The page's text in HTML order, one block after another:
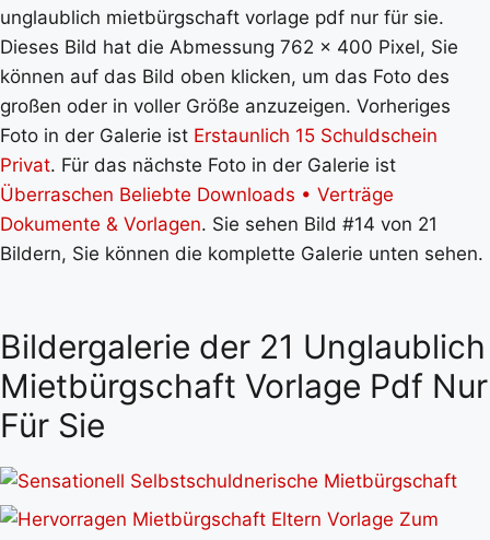
unglaublich mietbürgschaft vorlage pdf nur für sie.
Dieses Bild hat die Abmessung 762 x 400 Pixel, Sie
können auf das Bild oben klicken, um das Foto des
großen oder in voller Größe anzuzeigen. Vorheriges
Foto in der Galerie ist Erstaunlich 15 Schuldschein
Privat. Für das nächste Foto in der Galerie ist
Überraschen Beliebte Downloads • Verträge
Dokumente & Vorlagen. Sie sehen Bild #14 von 21
Bildern, Sie können die komplette Galerie unten sehen.
Bildergalerie der 21 Unglaublich
Mietbürgschaft Vorlage Pdf Nur
Für Sie